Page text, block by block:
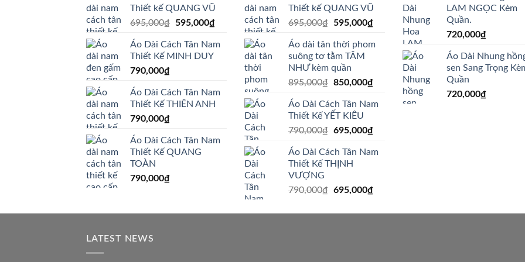
Thiết kế QUANG VŨ
695,000₫
Giá
là:
695,000₫.
595,000₫Giá
tại
595,000₫.
Áo Dài Cách Tân Nam
Thiết Kế MINH DUY
790,000₫
Áo Dài Cách Tân Nam
Thiết Kế THIÊN ANH
790,000₫
Áo Dài Cách Tân Nam
Thiết Kế QUANG
TOÀN
790,000₫
Thiết kế QUANG VŨ
695,000₫
Giá
là:
695,000₫.
595,000₫Giá
tại
595,000₫.
Áo dài tân thời phom
suông tơ tằm TÂM
NHƯ kèm quần
895,000₫ Giá
là:
895,000₫.
850,000₫Giá
tại
850,000₫.
Áo Dài Cách Tân Nam
Thiết Kế YẾT KIÊU
790,000₫ Giá
là:
790,000₫.
695,000₫Giá
tại
Áo Dài Cách Tân Nam
Thiết Kế THỊNH
VƯỢNG
790,000₫ Giá
là:
695,000₫Giá
tại
LAM NGỌC Kèm
Quần.
720,000₫
Áo Dài Nhung
sen Sang Trọng
Quần
720,000₫
LATEST NEWS